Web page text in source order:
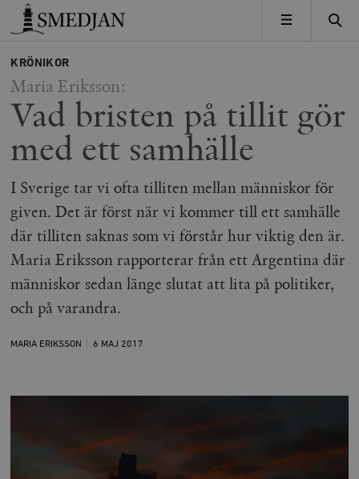
Timbro
MENY
KRÖNIKOR
Maria Eriksson:
Vad bristen på tillit gör
med ett samhälle
I Sverige tar vi ofta tilliten mellan människor för
given. Det är först när vi kommer till ett samhälle
där tilliten saknas som vi förstår hur viktig den är.
Maria Eriksson rapporterar från ett Argentina där
människor sedan länge slutat att lita på politiker,
och på varandra.
MARIA ERIKSSON 6 MAJ 2017